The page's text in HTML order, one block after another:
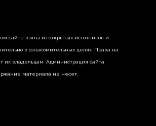
сайте взяты из открытых источников и
в ознакомительных целях. Права на
их владельцам. Администрация сайта
материала не несет.